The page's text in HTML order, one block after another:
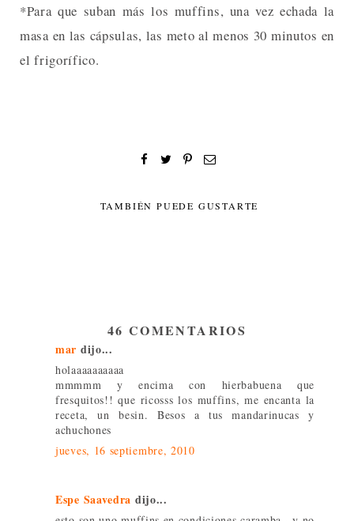
*Para que suban más los muffins, una vez echada la
masa en las cápsulas, las meto al menos 30 minutos en
el frigorífico.
TAMBIÉN PUEDE GUSTARTE
46 COMENTARIOS
mar dijo...
holaaaaaaaaaa
mmmmm y encima con hierbabuena que
fresquitos!! que ricosss los muffins, me encanta la
receta, un besin. Besos a tus mandarinucas y
achuchones
jueves, 16 septiembre, 2010
Espe Saavedra dijo...